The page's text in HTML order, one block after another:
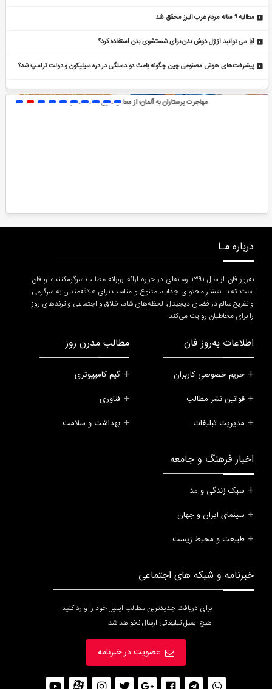
مطالبه ۹ ساله مردم غرب البرز محقق شد
آیا می توانید از ژل دوش بدن برای شستشوی بدن استفاده کرد؟
پیشرفت‌های هوش مصنوعی چین چگونه باعث دو دستگی در دره سیلیکون و دولت ترامپ شد؟
آیا آب گازدار برای دندان‌ها مضر است؟
درباره مـا
به‌روز فان از سال ۱۳۹۱ رسانه‌ای در حوزه ارائه روزانه مطالب سرگرم‌کننده و فان
است که با انتشار محتوای جذاب، متنوع و مناسب برای علاقه‌مندان به سرگرمی
و تفریح سالم در فضای دیجیتال، لحظه‌های شاد، خلاق و اجتماعی و ترندهای روز
را برای مخاطبان روایت می‌کند.
اطلاعات به‌روز فان
حریم خصوصی کاربران
قوانین نشر مطالب
مدیریت تبلیغات
مطالب مدرن روز
گیم کامپیوتری
فناوری
بهداشت و سلامت
اخبار فرهنگ و جامعه
سبک زندگی و مد
سینمای ایران و جهان
طبیعت و محیط زیست
خبرنامه و شبکه های اجتماعی
برای دریافت جدیدترین مطالب ایمیل خود را وارد کنید.
هیچ ایمیل تبلیغاتی ارسال نخواهد شد.
عضویت در خبرنامه